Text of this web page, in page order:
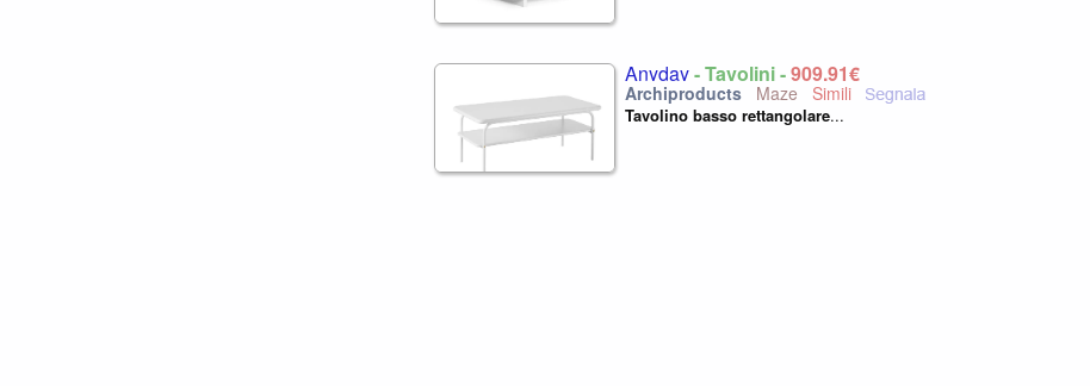
Anyday- Tavolini -909,91€
Maze
Tavolino basso rettangolare...